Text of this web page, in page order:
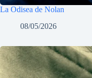
La Odisea de Nolan
08/05/2026